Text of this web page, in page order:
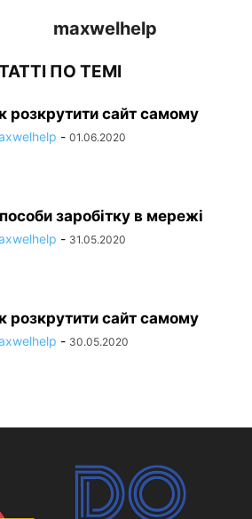
maxwelhelp
ПО ТЕМІ
розкрутити сайт самому
- 01.06.2020
заробітку в мережі
- 31.05.2020
розкрутити сайт самому
- 30.05.2020